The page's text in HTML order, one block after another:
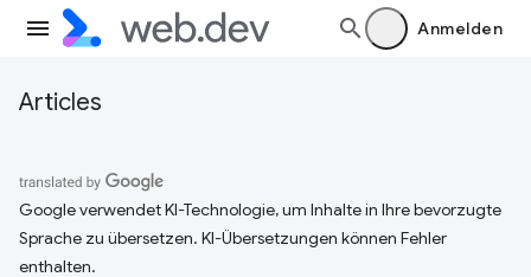
Anmelden
Articles
Google verwendet KI-Technologie, um Inhalte in Ihre bevorzugte
Sprache zu übersetzen. KI-Übersetzungen können Fehler
enthalten.